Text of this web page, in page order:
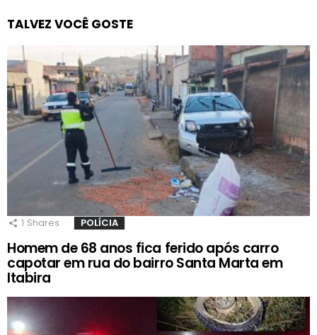
TALVEZ VOCÊ GOSTE
1 Shares POLÍCIA
Homem de 68 anos fica ferido após carro
capotar em rua do bairro Santa Marta em
Itabira